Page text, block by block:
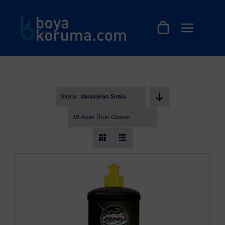
Sırala :Varsayılan Sıralama
12 Adet Ürün Göster